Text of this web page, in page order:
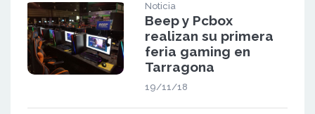
Noticia
Beep y Pcbox
realizan su primera
feria gaming en
Tarragona
19/11/18